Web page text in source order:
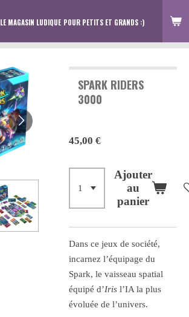
LE MAGASIN LUDIQUE POUR PETITS ET GRANDS :)
SPARK RIDERS
3000
45,00 €
Ajouter
au
panier
Dans ce jeux de société,
incarnez l’équipage du
Spark, le vaisseau spatial
équipé d’Iris l’IA la plus
évoluée de l’univers.